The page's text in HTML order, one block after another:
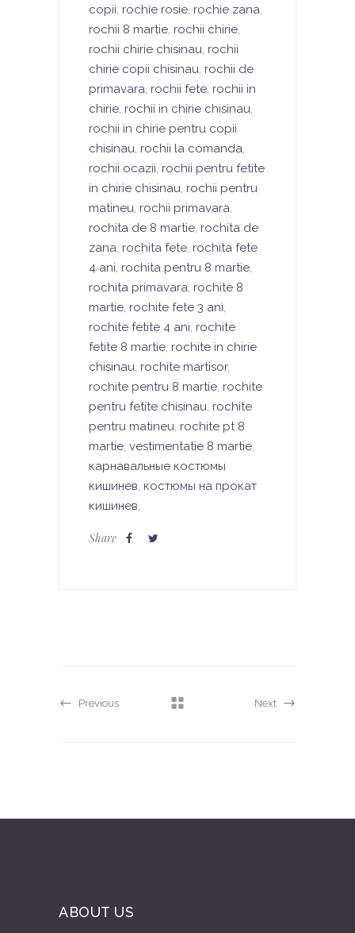
copii, rochie rosie, rochie zana,
rochii 8 martie, rochii chirie,
rochii chirie chisinau, rochii
chirie copii chisinau, rochii de
primavara, rochii fete, rochii in
chirie, rochii in chirie chisinau,
rochii in chirie pentru copii
chisinau, rochii la comanda,
rochii ocazii, rochii pentru fetite
in chirie chisinau, rochii pentru
matineu, rochii primavara,
rochita de 8 martie, rochita de
zana, rochita fete, rochita fete
4 ani, rochita pentru 8 martie,
rochita primavara, rochite 8
martie, rochite fete 3 ani,
rochite fetite 4 ani, rochite
fetite 8 martie, rochite in chirie
chisinau, rochite martisor,
rochite pentru 8 martie, rochite
pentru fetite chisinau, rochite
pentru matineu, rochite pt 8
martie, vestimentatie 8 martie,
карнавальные костюмы
кишинев, костюмы на прокат
кишинев,
Share
Previous Next
ABOUT US